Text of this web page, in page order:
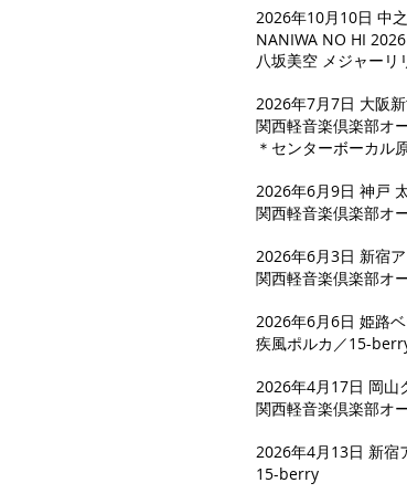
2026年10月10日 中
NANIWA NO HI 2026
八坂美空 メジャーリ
2026年7月7日 大阪
関西軽音楽倶楽部オ
＊センターボーカル
2026年6月9日 神戸
関西軽音楽倶楽部オ
2026年6月3日 新宿
関西軽音楽倶楽部オ
2026年6月6日 姫路
疾風ポルカ／15-
2026年4月17日 岡山
関西軽音楽倶楽部オ
2026年4月13日 新宿
15-berry